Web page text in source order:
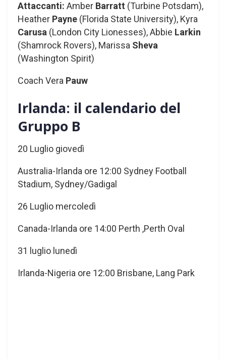
Attaccanti: Amber Barratt (Turbine Potsdam),
Heather Payne (Florida State University), Kyra
Carusa (London City Lionesses), Abbie Larkin
(Shamrock Rovers), Marissa Sheva
(Washington Spirit)
Coach Vera Pauw
Irlanda: il calendario del
Gruppo B
20 Luglio giovedì
Australia-Irlanda ore 12:00 Sydney Football
Stadium, Sydney/Gadigal
26 Luglio mercoledì
Canada-Irlanda ore 14:00 Perth ,Perth Oval
31 luglio lunedì
Irlanda-Nigeria ore 12:00 Brisbane, Lang Park